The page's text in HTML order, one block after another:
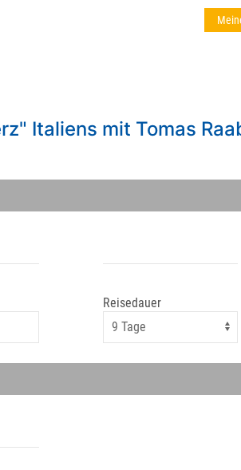
Italiens mit Tomas
Reisedauer